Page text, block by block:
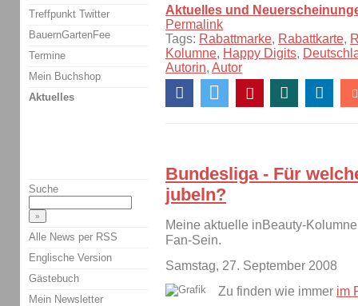
Aktuelles und
Permalink
Tags: Rabattmarke, Rabattkarte,
Kolumne, Happy Digits,
Autorin, Autor
Bundesliga - Für
jubeln?
Meine aktuelle inBeauty-
Fan-Sein.
Samstag, 27. September 2008
Zu finden wie immer im
Treffpunkt Twitter
BauernGartenFee
Termine
Mein Buchshop
Aktuelles
Suche
Alle News per RSS
Englische Version
Gästebuch
Mein Newsletter